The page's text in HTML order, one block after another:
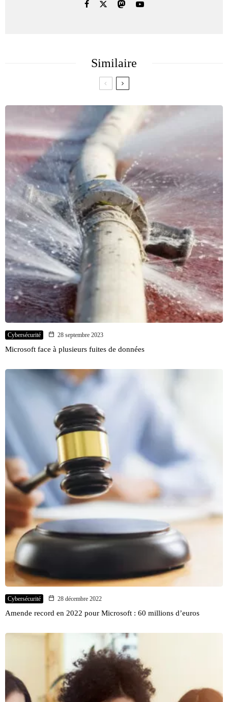
Similaire
Cybersécurité 28 septembre 2023
Microsoft face à plusieurs fuites de données
Cybersécurité 28 décembre 2022
Amende record en 2022 pour Microsoft : 60 millions d’euros